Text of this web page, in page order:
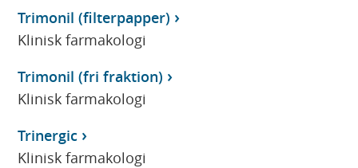
Trimonil (filterpapper)
Klinisk farmakologi
Trimonil (fri fraktion)
Klinisk farmakologi
Trinergic
Klinisk farmakologi